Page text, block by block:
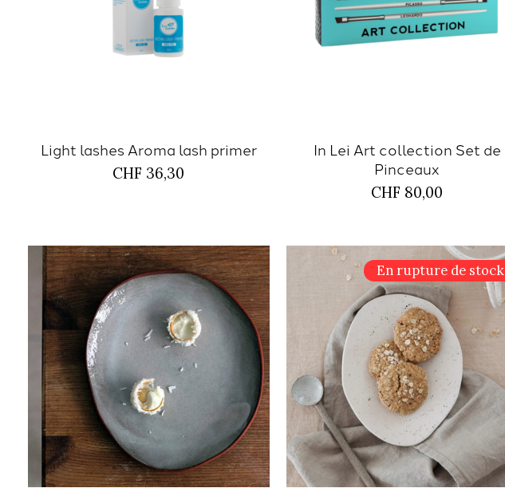
Light lashes Aroma lash primer
CHF 36,30
In Lei Art collection Set de
Pinceaux
CHF 80,00
En rupture de stock